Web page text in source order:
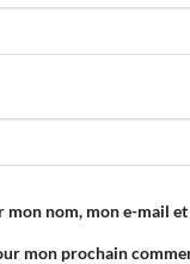
mon nom, mon e-mail
mon prochain